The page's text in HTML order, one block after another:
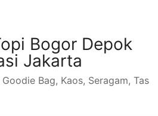
Bogor Depok
Jakarta
Bag, Kaos, Seragam, Tas